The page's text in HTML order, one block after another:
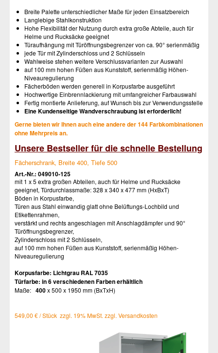
Breite Palette unterschiedlicher Maße für jeden Einsatzbereich
Langlebige Stahlkonstruktion
Hohe Flexibilität der Nutzung durch extra große Abteile, auch für
Helme und Rucksäcke geeignet
Türaufhängung mit Türöffnungsbegrenzer von ca. 90° serienmäßig
jede Tür mit Zylinderschloss und 2 Schlüsseln
Wahlweise stehen weitere Verschlussvarianten zur Auswahl
auf 100 mm hohen Füßen aus Kunststoff, serienmäßig Höhen-
Niveauregulierung
Fächerböden werden generell in Korpusfarbe ausgeführt
Hochwertige Einbrennlackierung mit umfangreicher Farbauswahl
Fertig montierte Anlieferung, auf Wunsch bis zur Verwendungsstelle
Eine Kundenseitige Wandverschraubung ist erforderlich!
Gerne bieten wir Ihnen auch eine andere der 144 Farbkombinationen
ohne Mehrpreis an.
Unsere Bestseller für die schnelle Bestellung
Fächerschrank, Breite 400, Tiefe 500
Art.-Nr.: 049010-125
mit 1 x 5 extra großen Abteilen, auch für Helme und Rucksäcke
geeignet, Türdurchlassmaße: 328 x 340 x 477 mm (HxBxT)
Böden in Korpusfarbe,
Türen aus Stahl einwandig glatt ohne Belüftungs-Lochbild und
Etikettenrahmen,
verstärkt und rechts angeschlagen mit Anschlagdämpfer und 90°
Türöffnungsbegrenzer,
Zylinderschloss mit 2 Schlüsseln,
auf 100 mm hohen Füßen aus Kunststoff, serienmäßig Höhen-
Niveauregulierung
Korpusfarbe: Lichtgrau RAL 7035
Türfarbe: in 6 verschiedenen Farben erhältlich
Maße: 400x 500 x 1950 mm (BxTxH)
549,00 € / Stück zzgl. 19% MwSt. zzgl. Versandkosten